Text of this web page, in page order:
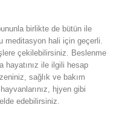
birlikte de bütün ile
meditasyon hali için geçerli.
çekilebilirsiniz. Beslenme
hayatınız ile ilgili hesap
sağlık ve bakım
hjyen gibi
edebilirsiniz.